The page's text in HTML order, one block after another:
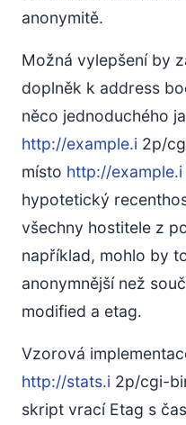
anonymitě.
Možná vylepšení by
doplněk k address
něco jednoduchého
http://example.i 2p/
místo http://example.i
hypotetický
všechny hostitele z
například, mohlo by
anonymnější než
modified a etag.
Vzorová
http://stats.i 2p/cgi-
skript vrací Etag s